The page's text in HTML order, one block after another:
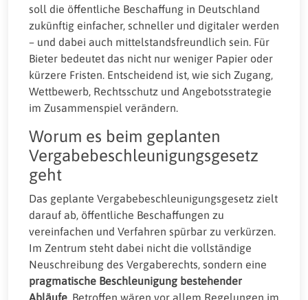
soll die öffentliche Beschaffung in Deutschland
zukünftig einfacher, schneller und digitaler werden
– und dabei auch mittelstandsfreundlich sein. Für
Bieter bedeutet das nicht nur weniger Papier oder
kürzere Fristen. Entscheidend ist, wie sich Zugang,
Wettbewerb, Rechtsschutz und Angebotsstrategie
im Zusammenspiel verändern.
Worum es beim geplanten
Vergabebeschleunigungsgesetz
geht
Das geplante Vergabebeschleunigungsgesetz zielt
darauf ab, öffentliche Beschaffungen zu
vereinfachen und Verfahren spürbar zu verkürzen.
Im Zentrum steht dabei nicht die vollständige
Neuschreibung des Vergaberechts, sondern eine
pragmatische Beschleunigung bestehender
Abläufe. Betroffen wären vor allem Regelungen im